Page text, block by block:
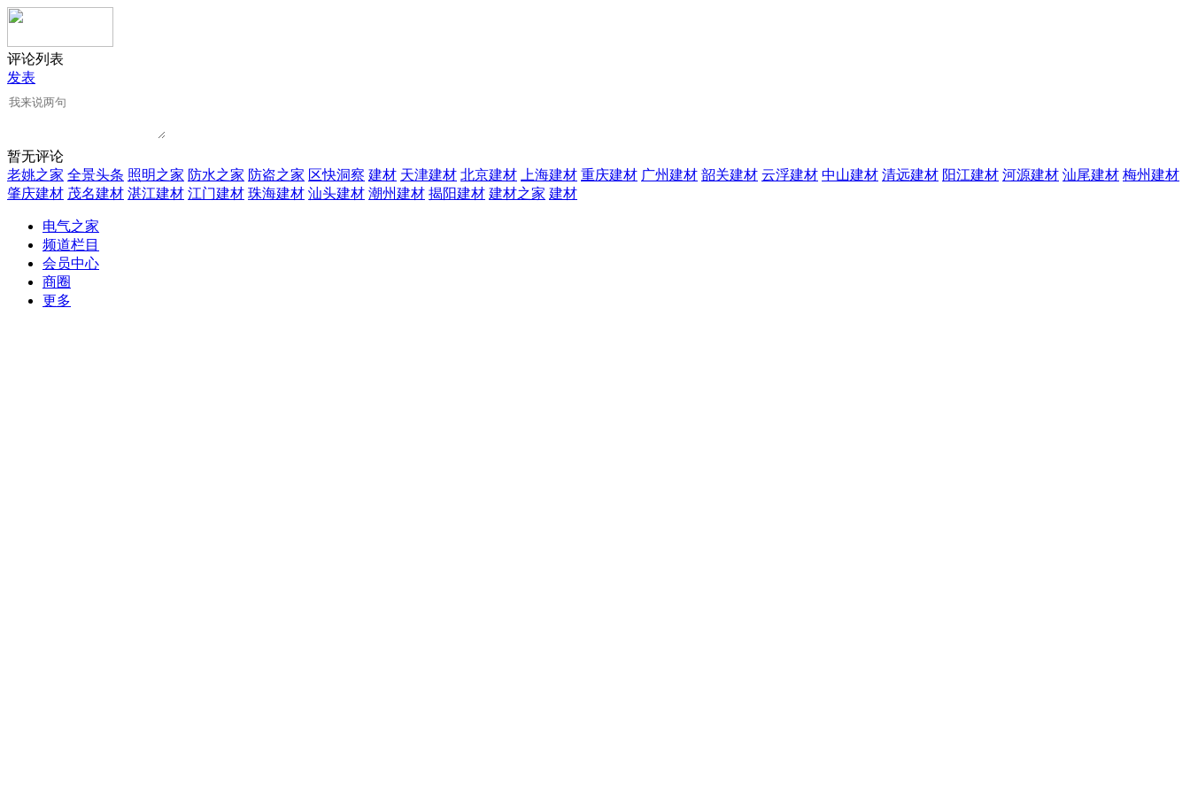
评论列表
发表
暂无评论
老姚之家 全景头条 照明之家 防水之家 防盗之家 区快洞察 建材 天津建材 北京建材 上海建材 重庆建材 广州建材 韶关建材 云浮建材 中山建材 清远建材 阳江建材 河源建材 汕尾建材 梅州建材
肇庆建材 茂名建材 湛江建材 江门建材 珠海建材 汕头建材 潮州建材 揭阳建材 建材之家 建材
电气之家
频道栏目
会员中心
商圈
更多